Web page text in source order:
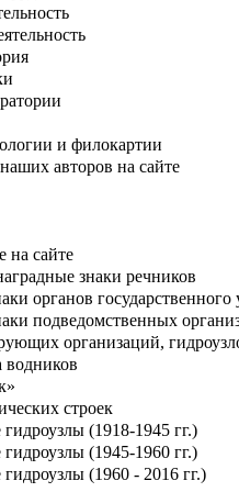
и филокартии
авторов на сайте
на сайте
знаки речников
органов государственного
подведомственных
организаций,
водников
строек
(1918-1945 гг.)
(1945-1960 гг.)
(1960 - 2016 гг.)